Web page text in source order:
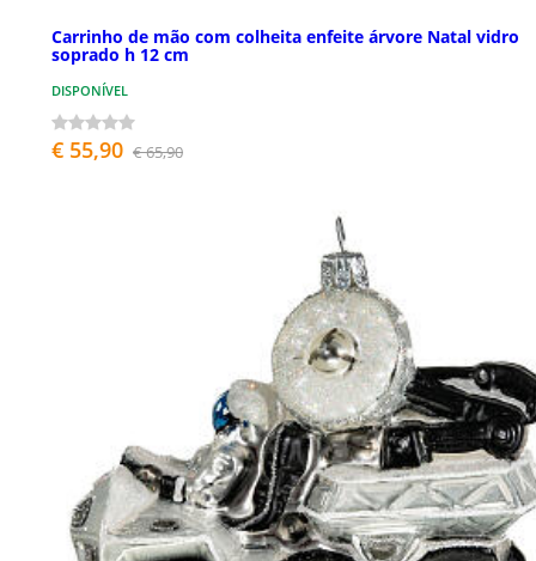
Carrinho de mão com colheita enfeite árvore Natal vidro
soprado h 12 cm
DISPONÍVEL
€ 55,90 € 65,90